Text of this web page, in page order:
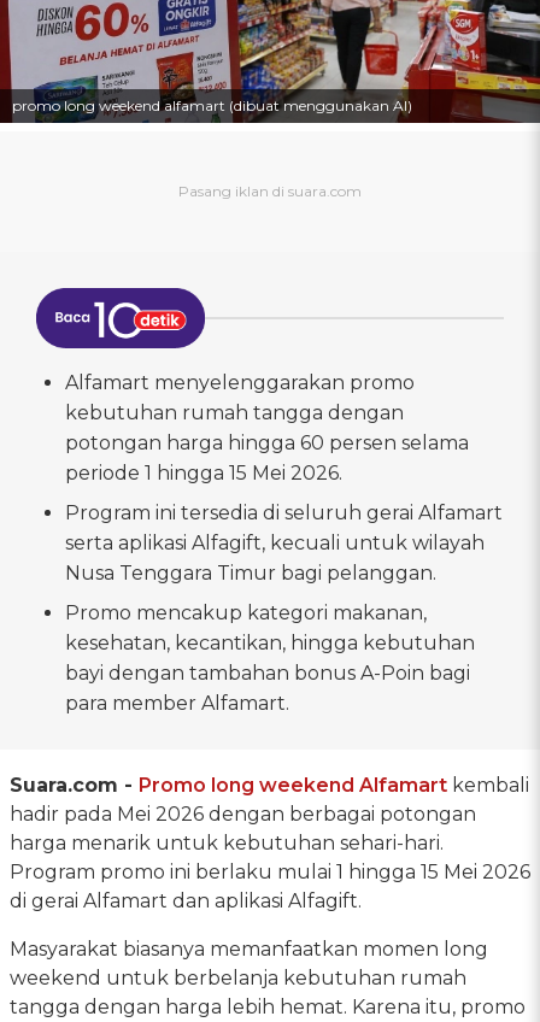
promo long weekend alfamart (dibuat menggunakan AI)
Alfamart menyelenggarakan promo
kebutuhan rumah tangga dengan
potongan harga hingga 60 persen selama
periode 1 hingga 15 Mei 2026.
Program ini tersedia di seluruh gerai Alfamart
serta aplikasi Alfagift, kecuali untuk wilayah
Nusa Tenggara Timur bagi pelanggan.
Promo mencakup kategori makanan,
kesehatan, kecantikan, hingga kebutuhan
bayi dengan tambahan bonus A-Poin bagi
para member Alfamart.
Suara.com - Promo long weekend Alfamart kembali
hadir pada Mei 2026 dengan berbagai potongan
harga menarik untuk kebutuhan sehari-hari.
Program promo ini berlaku mulai 1 hingga 15 Mei 2026
di gerai Alfamart dan aplikasi Alfagift.
Masyarakat biasanya memanfaatkan momen long
weekend untuk berbelanja kebutuhan rumah
tangga dengan harga lebih hemat. Karena itu, promo